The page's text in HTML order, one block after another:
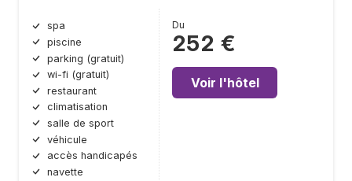
spa
piscine
parking (gratuit)
wi-fi (gratuit)
restaurant
climatisation
salle de sport
véhicule
accès handicapés
navette
Du
252 €
Voir l'hôtel